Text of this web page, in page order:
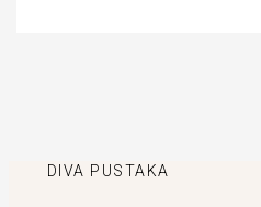
DIVA PUSTAKA